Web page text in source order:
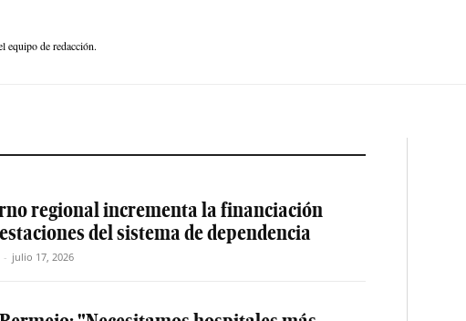
equipo de redacción.
regional incrementa la financiación
del sistema de dependencia
- julio 17, 2026